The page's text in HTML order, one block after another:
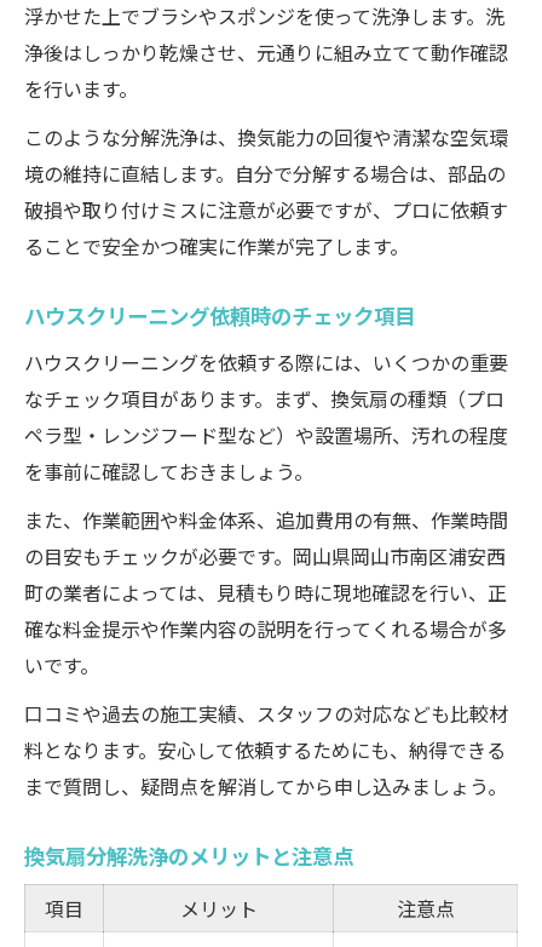
浮かせた上でブラシやスポンジを使って洗浄します。洗
浄後はしっかり乾燥させ、元通りに組み立てて動作確認
を行います。
このような分解洗浄は、換気能力の回復や清潔な空気環
境の維持に直結します。自分で分解する場合は、部品の
破損や取り付けミスに注意が必要ですが、プロに依頼す
ることで安全かつ確実に作業が完了します。
ハウスクリーニング依頼時のチェック項目
ハウスクリーニングを依頼する際には、いくつかの重要
なチェック項目があります。まず、換気扇の種類（プロ
ペラ型・レンジフード型など）や設置場所、汚れの程度
を事前に確認しておきましょう。
また、作業範囲や料金体系、追加費用の有無、作業時間
の目安もチェックが必要です。岡山県岡山市南区浦安西
町の業者によっては、見積もり時に現地確認を行い、正
確な料金提示や作業内容の説明を行ってくれる場合が多
いです。
口コミや過去の施工実績、スタッフの対応なども比較材
料となります。安心して依頼するためにも、納得できる
まで質問し、疑問点を解消してから申し込みましょう。
換気扇分解洗浄のメリットと注意点
項目 メリット
注意点